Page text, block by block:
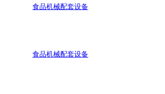
食品机械配套设备
食品机械配套设备